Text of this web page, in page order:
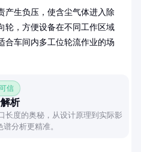
产生负压，使含尘气体进入除
轮，方便设备在不同工作区域
合车间内多工位轮流作业的场
信
析
长度的奥秘，从设计原理到实际影
分析更精准。